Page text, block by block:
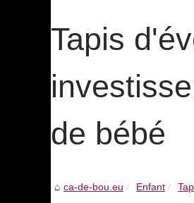
Tapis
de bébé
ca-de-bou.eu Enfant